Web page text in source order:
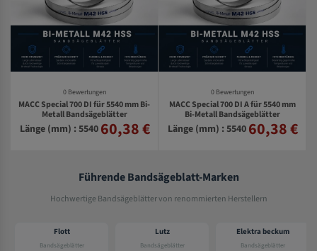
0 Bewertungen
MACC Special 700 DI für 5540 mm Bi-
Metall Bandsägeblätter
Länge (mm) : 5540 60,38 €
0 Bewertungen
MACC Special 700 DI A für 5540 mm
Bi-Metall Bandsägeblätter
Länge (mm) : 5540 60,38 €
Führende Bandsägeblatt-Marken
Hochwertige Bandsägeblätter von renommierten Herstellern
Flott
Bandsägeblätter
Lutz
Bandsägeblätter
Elektra beckum
Bandsägeblätter